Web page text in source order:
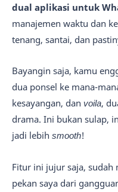
dual aplikasi untuk
manajemen waktu dan
tenang, santai, dan
Bayangin saja, kamu
dua ponsel ke mana-
kesayangan, dan voila,
drama. Ini bukan sulap,
jadi lebih smooth!
Fitur ini jujur saja, sudah
pekan saya dari